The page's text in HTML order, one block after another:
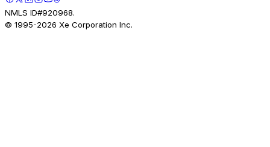
NMLS ID#920968.
© 1995-2026 Xe Corporation Inc.